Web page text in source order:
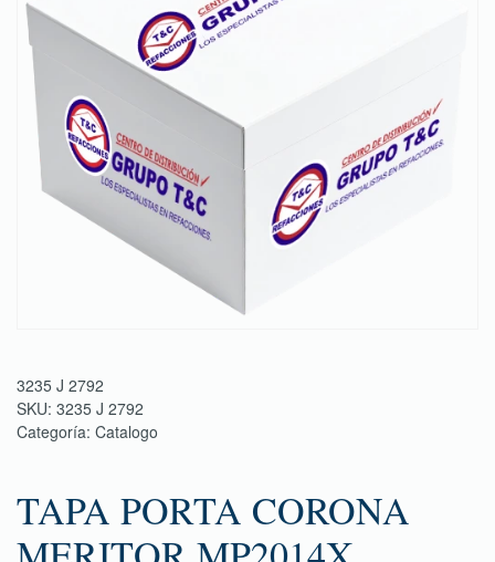
3235 J 2792
SKU: 3235 J 2792
Categoría: Catalogo
TAPA PORTA CORONA